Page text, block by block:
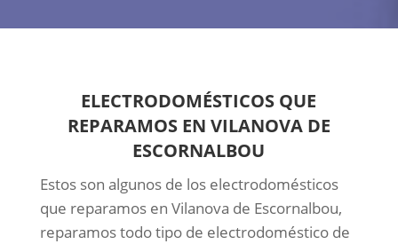
ELECTRODOMÉSTICOS QUE
REPARAMOS EN VILANOVA DE
ESCORNALBOU
Estos son algunos de los electrodomésticos
que reparamos en Vilanova de Escornalbou,
reparamos todo tipo de electrodoméstico de